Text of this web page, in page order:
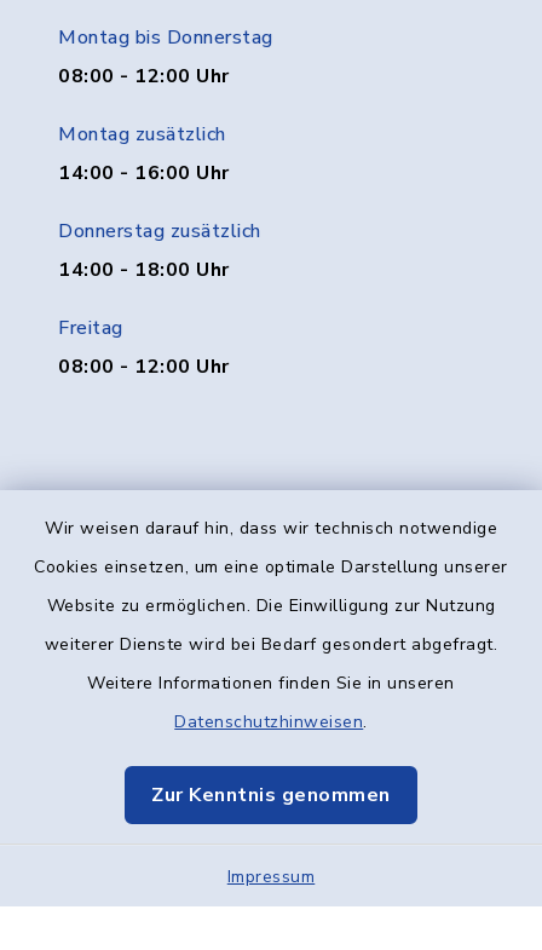
Wir weisen darauf hin, dass wir technisch notwendige
Cookies einsetzen, um eine optimale Darstellung unserer
Website zu ermöglichen. Die Einwilligung zur Nutzung
weiterer Dienste wird bei Bedarf gesondert abgefragt.
Weitere Informationen finden Sie in unseren
Datenschutzhinweisen.
Zur Kenntnis genommen
Impressum
Montag bis Donnerstag
08:00 - 12:00 Uhr
Montag zusätzlich
14:00 - 16:00 Uhr
Donnerstag zusätzlich
14:00 - 18:00 Uhr
Freitag
08:00 - 12:00 Uhr
Kontakt
Datenschutz
Elektronische Kommunikation
Sitemap